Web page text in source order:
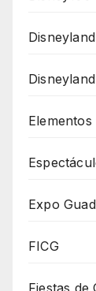
Disneyland
Elementos
Expo
FICG